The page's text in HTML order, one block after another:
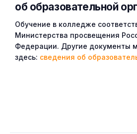
об образовательной
Обучение в колледже
Министерства просвещения
Федерации. Другие документы
здесь: сведения об